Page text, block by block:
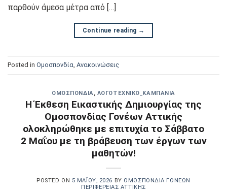
παρθούν άμεσα μέτρα από […]
Continue reading →
Posted in Oμοσπονδία Ανακοινώσεις
OΜΟΣΠΟΝΔΊΑ, ΛΟΓΟΤΕΧΝΙΚΟ_ΚΑΜΠΆΝΙΑ
Η Έκθεση Εικαστικής Δημιουργίας της
Ομοσπονδίας Γονέων Αττικής
ολοκληρώθηκε με επιτυχία το Σάββατο
2 Μαΐου με τη βράβευση των έργων των
μαθητών!
POSTED ON 5 ΜΑΪ́ΟΥ, 2026 BY ΟΜΟΣΠΟΝΔΊΑ ΓΟΝΈΩΝ
ΠΕΡΙΦΈΡΕΙΑΣ ΑΤΤΙΚΉΣ